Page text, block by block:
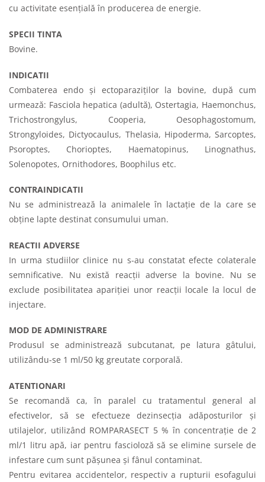
cu activitate esenţială în producerea de energie.
SPECII TINTA
Bovine.
INDICATII
Combaterea endo şi ectoparaziţilor la bovine, după cum
urmează: Fasciola hepatica (adultă), Ostertagia, Haemonchus,
Trichostrongylus, Cooperia, Oesophagostomum,
Strongyloides, Dictyocaulus, Thelasia, Hipoderma, Sarcoptes,
Psoroptes, Chorioptes, Haematopinus, Linognathus,
Solenopotes, Ornithodores, Boophilus etc.
CONTRAINDICATII
Nu se administrează la animalele în lactaţie de la care se
obţine lapte destinat consumului uman.
REACTII ADVERSE
In urma studiilor clinice nu s-au constatat efecte colaterale
semnificative. Nu există reacţii adverse la bovine. Nu se
exclude posibilitatea apariţiei unor reacţii locale la locul de
injectare.
MOD DE ADMINISTRARE
Produsul se administrează subcutanat, pe latura gâtului,
utilizându-se 1 ml/50 kg greutate corporală.
ATENTIONARI
Se recomandă ca, în paralel cu tratamentul general al
efectivelor, să se efectueze dezinsecţia adăposturilor şi
utilajelor, utilizând ROMPARASECT 5 % în concentraţie de 2
ml/1 litru apă, iar pentru fascioloză să se elimine sursele de
infestare cum sunt păşunea şi fânul contaminat.
Pentru evitarea accidentelor, respectiv a rupturii esofagului